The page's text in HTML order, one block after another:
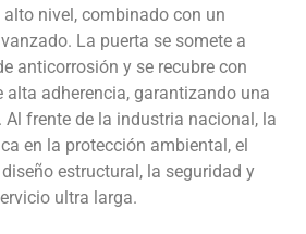
nivel, combinado con un
La puerta se somete a
anticorrosión y se recubre con
alta adherencia, garantizando una
frente de la industria nacional, la
en la protección ambiental, el
estructural, la seguridad y
ultra larga.